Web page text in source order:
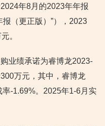
年8月的2023年年报
报（更正版）”），2023
。
业绩承诺为睿博龙2023-
万元，其中，睿博龙
-1.69%。2025年1-6月实